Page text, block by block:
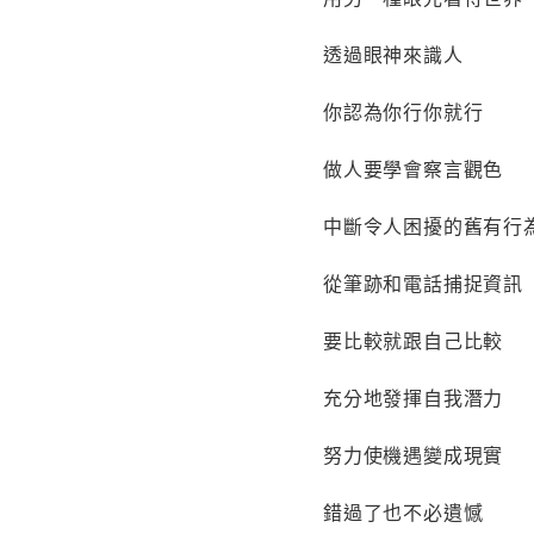
透過眼神來識人
你認為你行你就行
做人要學會察言觀色
中斷令人困擾的舊有行
從筆跡和電話捕捉資訊
要比較就跟自己比較
充分地發揮自我潛力
努力使機遇變成現實
錯過了也不必遺憾